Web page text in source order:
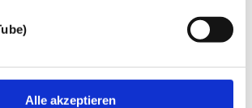
Alle akzeptieren